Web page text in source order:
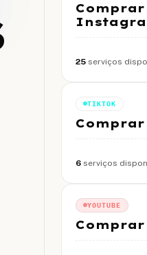
25 serviços
TIKTOK
6 serviços
YOUTUBE